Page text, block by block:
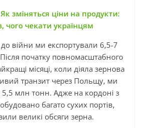
Як зміняться ціни на продукти:
чого чекати українцям
війни ми експортували 6,5-7
початку повномасштабного
місяці, коли діяла зернова
транзит через Польщу, ми
5,5 млн тонн. Адже на кордоні з
багато сухих портів,
великі обсяги зерна.